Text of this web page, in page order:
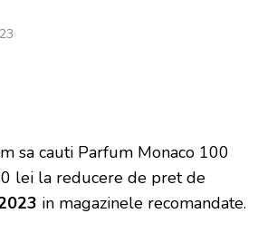
sa cauti Parfum Monaco 100
lei la reducere de pret de
in magazinele recomandate.